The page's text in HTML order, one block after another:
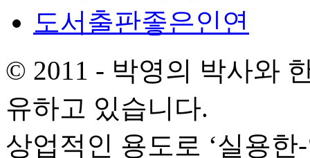
도서출판좋은인연
© 2011 - 박영의 박사와
유하고 있습니다.
상업적인 용도로 ‘실용